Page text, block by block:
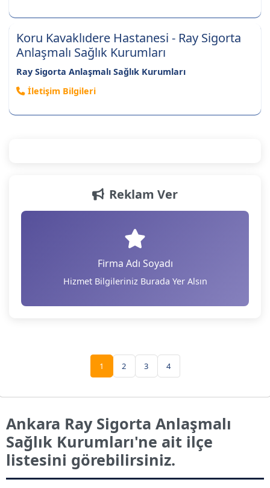
Koru Kavaklıdere Hastanesi - Ray Sigorta
Anlaşmalı Sağlık Kurumları
Ray Sigorta Anlaşmalı Sağlık Kurumları
İletişim Bilgileri
Reklam Ver
Firma Adı Soyadı
Hizmet Bilgileriniz Burada Yer Alsın
1 2 3 4
Ankara Ray Sigorta Anlaşmalı
Sağlık Kurumları'ne ait ilçe
listesini görebilirsiniz.